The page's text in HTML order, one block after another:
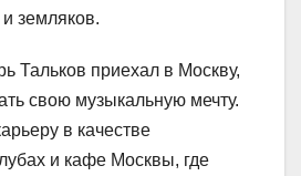
земляков.
Тальков приехал в Москву,
свою музыкальную мечту.
в качестве
и кафе Москвы, где